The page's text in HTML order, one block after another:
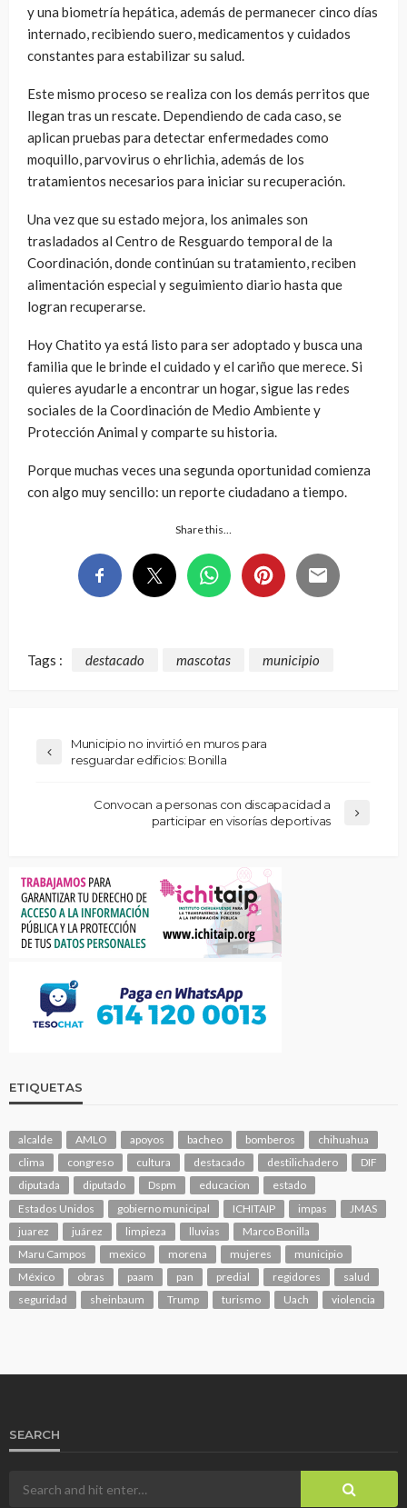
y una biometría hepática, además de permanecer cinco días
internado, recibiendo suero, medicamentos y cuidados
constantes para estabilizar su salud.
Este mismo proceso se realiza con los demás perritos que
llegan tras un rescate. Dependiendo de cada caso, se
aplican pruebas para detectar enfermedades como
moquillo, parvovirus o ehrlichia, además de los
tratamientos necesarios para iniciar su recuperación.
Una vez que su estado mejora, los animales son
trasladados al Centro de Resguardo temporal de la
Coordinación, donde continúan su tratamiento, reciben
alimentación especial y seguimiento diario hasta que
logran recuperarse.
Hoy Chatito ya está listo para ser adoptado y busca una
familia que le brinde el cuidado y el cariño que merece. Si
quieres ayudarle a encontrar un hogar, sigue las redes
sociales de la Coordinación de Medio Ambiente y
Protección Animal y comparte su historia.
Porque muchas veces una segunda oportunidad comienza
con algo muy sencillo: un reporte ciudadano a tiempo.
Share this…
Tags : destacado mascotas municipio
Municipio no invirtió en muros para
resguardar edificios: Bonilla
Convocan a personas con discapacidad a
participar en visorías deportivas
ETIQUETAS
alcalde AMLO apoyos bacheo bomberos
chihuahua
clima
congreso cultura destacado destilichadero
DIF
diputada
diputado Dspm educacion
estado
Estados Unidos
gobierno municipal ICHITAIP impas
JMAS
juarez
juárez limpieza lluvias
Marco Bonilla
Maru Campos
mexico morena mujeres
municipio
México
obras paam pan predial regidores
salud
seguridad
sheinbaum Trump turismo Uach violencia
SEARCH